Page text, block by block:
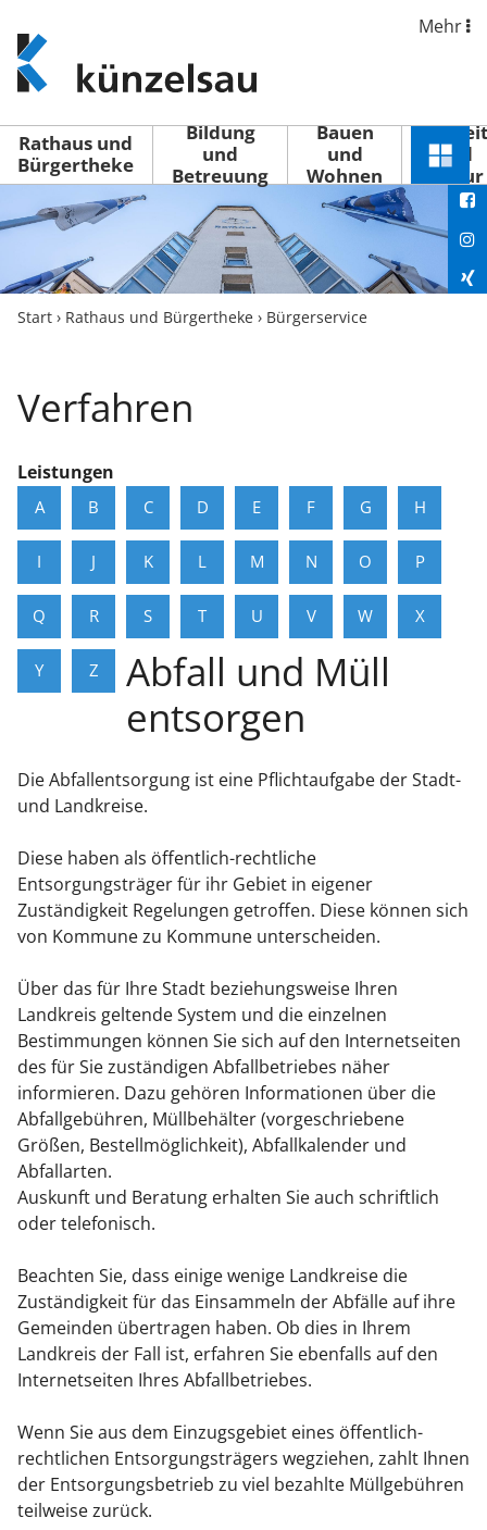
www.kuenzelsau.de
(zur
Startseite)
Mehr
Rathaus und
Bürgertheke
Bildung
und
Betreuung
Bauen
und
Wohnen
Freizeit
und
Kultur
Menü
Start › Rathaus und Bürgertheke › Bürgerservice
Verfahren
Leistungen
A B C D E F G H
I J K L M N O P
Q R S T U V W X
Y Z
Abfall und Müll
entsorgen
Die Abfallentsorgung ist eine Pflichtaufgabe der Stadt-
und Landkreise.
Diese haben als öffentlich-rechtliche
Entsorgungsträger für ihr Gebiet in eigener
Zuständigkeit Regelungen getroffen. Diese können sich
von Kommune zu Kommune unterscheiden.
Über das für Ihre Stadt beziehungsweise Ihren
Landkreis geltende System und die einzelnen
Bestimmungen können Sie sich auf den Internetseiten
des für Sie zuständigen Abfallbetriebes näher
informieren. Dazu gehören Informationen über die
Abfallgebühren, Müllbehälter (vorgeschriebene
Größen, Bestellmöglichkeit), Abfallkalender und
Abfallarten.
Auskunft und Beratung erhalten Sie auch schriftlich
oder telefonisch.
Beachten Sie, dass einige wenige Landkreise die
Zuständigkeit für das Einsammeln der Abfälle auf ihre
Gemeinden übertragen haben. Ob dies in Ihrem
Landkreis der Fall ist, erfahren Sie ebenfalls auf den
Internetseiten Ihres Abfallbetriebes.
Wenn Sie aus dem Einzugsgebiet eines öffentlich-
rechtlichen Entsorgungsträgers wegziehen, zahlt Ihnen
der Entsorgungsbetrieb zu viel bezahlte Müllgebühren
teilweise zurück.